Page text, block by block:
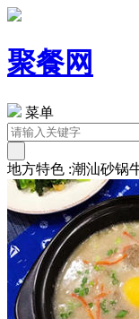
聚餐网
菜单
地方特色 :潮汕砂锅